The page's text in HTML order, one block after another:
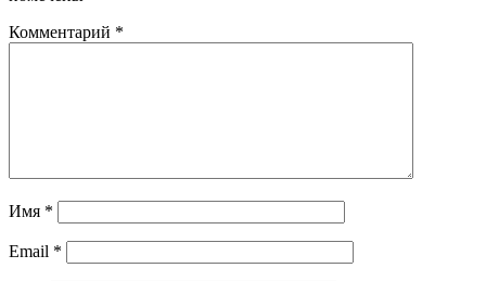
Комментарий *
Имя *
Email *